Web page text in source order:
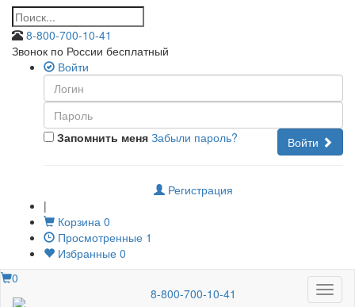
8-800-700-10-41
Звонок по России бесплатный
Войти
Запомнить меня Войти
Забыли пароль?
Регистрация
|
Корзина 0
Просмотренные 1
Избранные 0
Меню
0
8-800-700-10-41